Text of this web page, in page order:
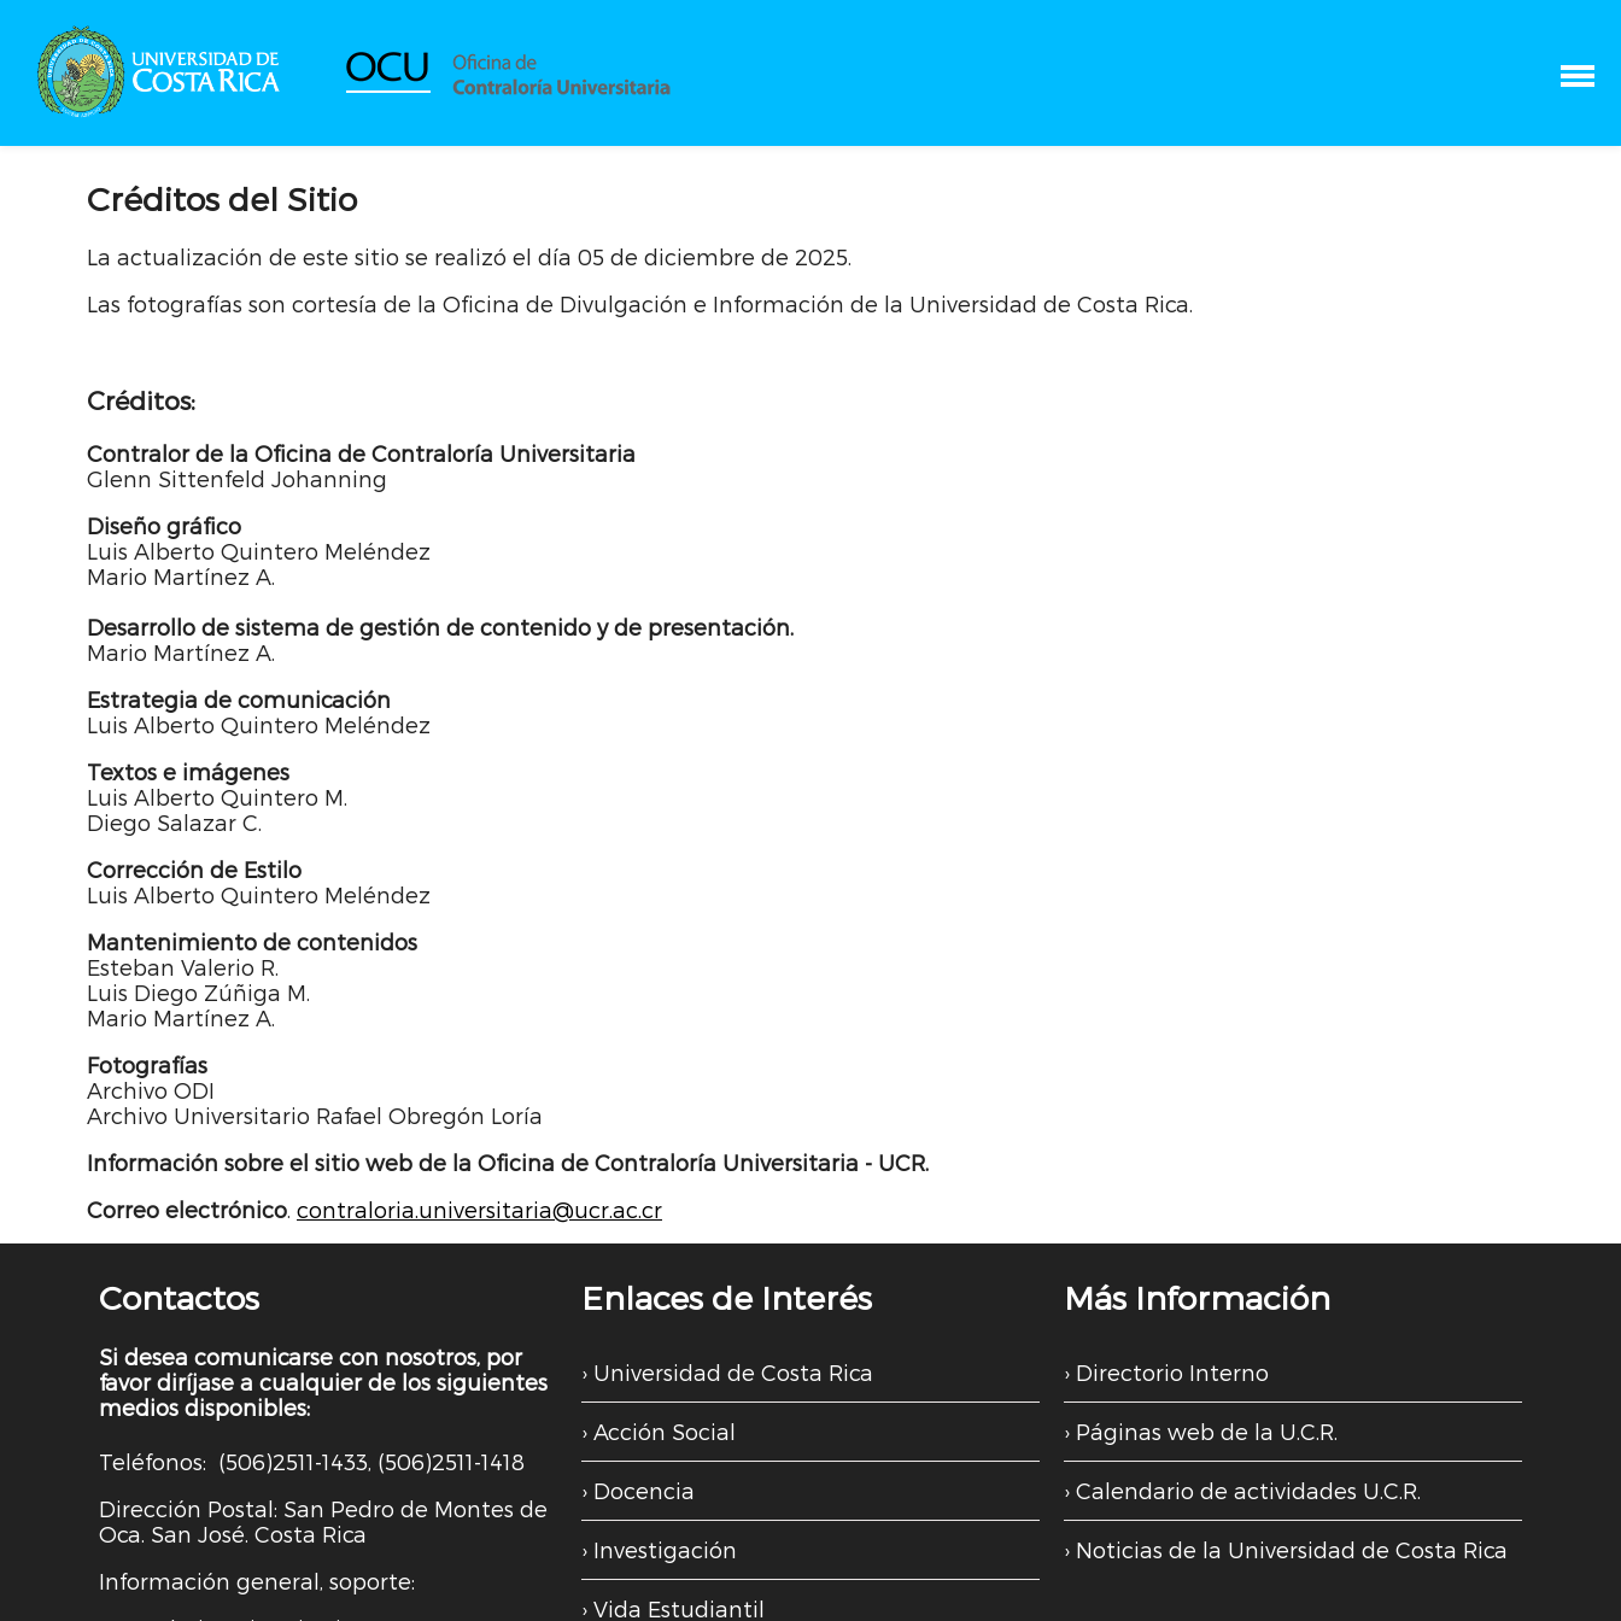
Créditos del Sitio
La actualización de este sitio se realizó el día 05 de diciembre de 2025.
Las fotografías son cortesía de la Oficina de Divulgación e Información de la Universidad de Costa Rica.
Créditos:
Contralor de la Oficina de Contraloría Universitaria
Glenn Sittenfeld Johanning
Diseño gráfico
Luis Alberto Quintero Meléndez
Mario Martínez A.
Desarrollo de sistema de gestión de contenido y de presentación.
Mario Martínez A.
Estrategia de comunicación
Luis Alberto Quintero Meléndez
Textos e imágenes
Luis Alberto Quintero M.
Diego Salazar C.
Corrección de Estilo
Luis Alberto Quintero Meléndez
Mantenimiento de contenidos
Esteban Valerio R.
Luis Diego Zúñiga M.
Mario Martínez A.
Fotografías
Archivo ODI
Archivo Universitario Rafael Obregón Loría
Información sobre el sitio web de la Oficina de Contraloría Universitaria - UCR.
Correo electrónico. contraloria.universitaria@ucr.ac.cr
Contactos
Si desea comunicarse con nosotros, por
favor diríjase a cualquier de los siguientes
medios disponibles:
Teléfonos: (506)2511-1433, (506)2511-1418
Dirección Postal: San Pedro de Montes de
Oca. San José. Costa Rica
Información general, soporte:
Enlaces de Interés
Universidad de Costa Rica
Acción Social
Docencia
Investigación
Vida Estudiantil
Más Información
Directorio Interno
Páginas web de la U.C.R.
Calendario de actividades U.C.R.
Noticias de la Universidad de Costa Rica